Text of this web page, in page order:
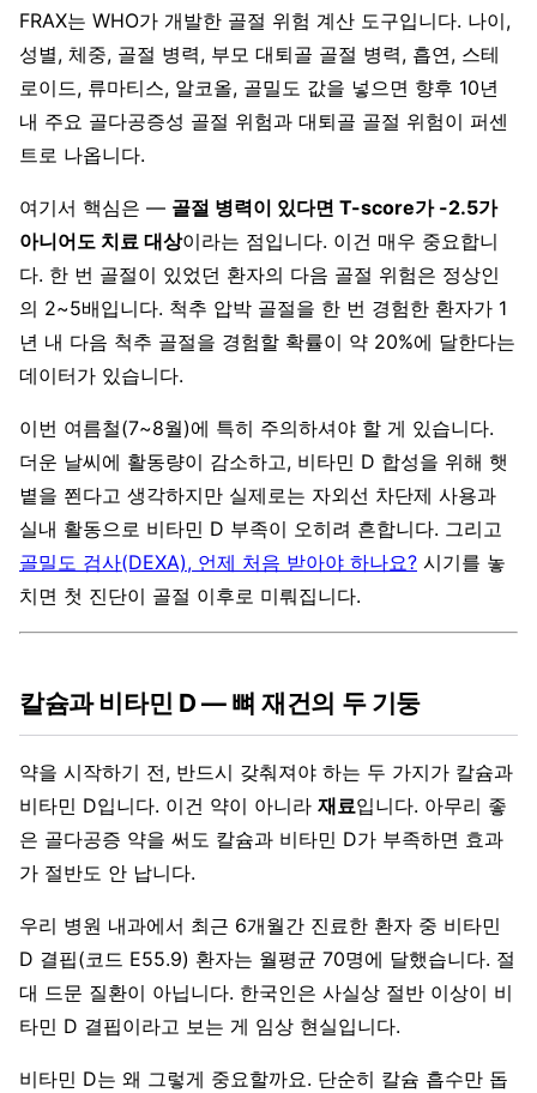
FRAX는 WHO가 개발한 골절 위험 계산 도구입니다. 나이,
성별, 체중, 골절 병력, 부모 대퇴골 골절 병력, 흡연, 스테
로이드, 류마티스, 알코올, 골밀도 값을 넣으면 향후 10년
내 주요 골다공증성 골절 위험과 대퇴골 골절 위험이 퍼센
트로 나옵니다.
여기서 핵심은 — 골절 병력이 있다면 T-score가 -2.5가
아니어도 치료 대상이라는 점입니다. 이건 매우 중요합니
다. 한 번 골절이 있었던 환자의 다음 골절 위험은 정상인
의 2~5배입니다. 척추 압박 골절을 한 번 경험한 환자가 1
년 내 다음 척추 골절을 경험할 확률이 약 20%에 달한다는
데이터가 있습니다.
이번 여름철(7~8월)에 특히 주의하셔야 할 게 있습니다.
더운 날씨에 활동량이 감소하고, 비타민 D 합성을 위해 햇
볕을 쬔다고 생각하지만 실제로는 자외선 차단제 사용과
실내 활동으로 비타민 D 부족이 오히려 흔합니다. 그리고
골밀도 검사(DEXA), 언제 처음 받아야 하나요? 시기를 놓
치면 첫 진단이 골절 이후로 미뤄집니다.
칼슘과 비타민 D — 뼈 재건의 두 기둥
약을 시작하기 전, 반드시 갖춰져야 하는 두 가지가 칼슘과
비타민 D입니다. 이건 약이 아니라 재료입니다. 아무리 좋
은 골다공증 약을 써도 칼슘과 비타민 D가 부족하면 효과
가 절반도 안 납니다.
우리 병원 내과에서 최근 6개월간 진료한 환자 중 비타민
D 결핍(코드 E55.9) 환자는 월평균 70명에 달했습니다. 절
대 드문 질환이 아닙니다. 한국인은 사실상 절반 이상이 비
타민 D 결핍이라고 보는 게 임상 현실입니다.
비타민 D는 왜 그렇게 중요할까요. 단순히 칼슘 흡수만 돕